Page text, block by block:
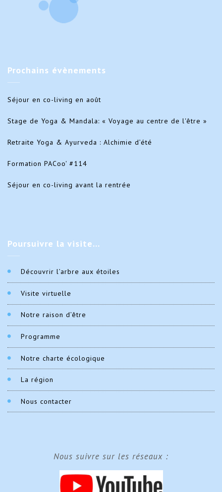
Prochains évènements
Séjour en co-living en août
Stage de Yoga & Mandala: « Voyage au centre de l'être »
Retraite Yoga & Ayurveda : Alchimie d’été
Formation PACoo' #114
Séjour en co-living avant la rentrée
Poursuivre la visite…
Découvrir l’arbre aux étoiles
Visite virtuelle
Notre raison d’être
Programme
Notre charte écologique
La région
Nous contacter
Nous suivre sur les réseaux :